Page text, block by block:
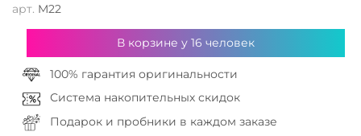
арт. M22
В корзине у 16 человек
100% гарантия оригинальности
Система накопительных скидок
Подарок и пробники в каждом заказе